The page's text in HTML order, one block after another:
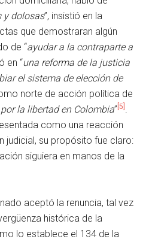
y dolosas”, insistió en la
que demostraran algún
de “ayudar a la contraparte a
en “una reforma de la justicia
el sistema de elección de
norte de acción política de
la libertad en Colombia” [5]
como una reacción
judicial, su propósito fue claro:
siguiera en manos de la
aceptó la renuncia, tal vez
histórica de la
lo establece el 134 de la